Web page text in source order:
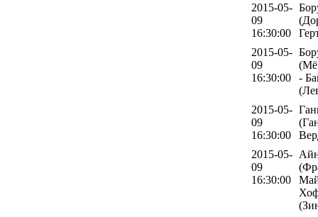
2015-05-
09
16:30:00
2015-05-
09
16:30:00
-
2015-05-
09
16:30:00
2015-05-
09
16:30:00